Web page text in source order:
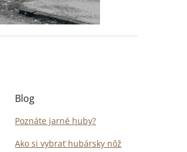
Blog
Poznáte jarné huby?
Ako si vybrať hubársky nôž